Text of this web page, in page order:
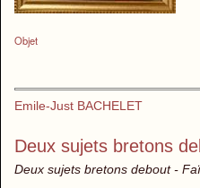
Objet
Emile-Just BACHELET
Deux sujets bretons
Deux sujets bretons debout -